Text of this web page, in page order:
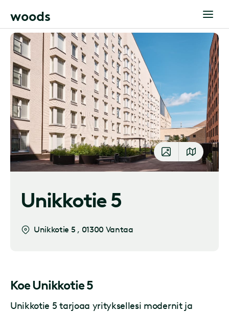
woods
Unikkotie 5
Unikkotie 5 , 01300 Vantaa
KoeUnikkotie 5
Unikkotie 5 tarjoaa yrityksellesi modernit ja